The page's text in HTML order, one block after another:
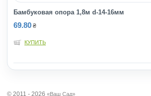
Бамбуковая опора 1,8м d-14-16мм
69.80 ₴
КУПИТЬ
© 2011 - 2026 «Ваш Сад»